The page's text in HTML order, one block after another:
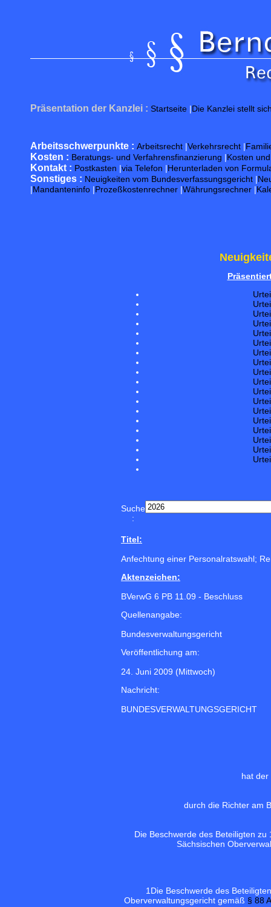
Präsentation der Kanzlei : Startseite |Die Kanzlei stellt
Arbeitsschwerpunkte : Arbeitsrecht |Verkehrsrecht |
Kosten : Beratungs- und Verfahrensfinanzierung |Kosten
Kontakt : Postkasten |via Telefon |Herunterladen von
Sonstiges : Neuigkeiten vom Bundesverfassungsgericht |
|Mandanteninfo |Prozeßkostenrechner |Währungsrechner |
Suche
:
Titel:
Anfechtung einer Personalratswahl;
Aktenzeichen:
BVerwG 6 PB 11.09 - Beschluss
Quellenangabe:
Bundesverwaltungsgericht
Veröffentlichung am:
24. Juni 2009 (Mittwoch)
Nachricht:
BUNDESVERWALTUNGSGERICHT
hat der
durch die Richter am
Die Beschwerde des Beteiligten
Sächsischen
1Die Beschwerde des
Oberverwaltungsgericht gemäß § 88